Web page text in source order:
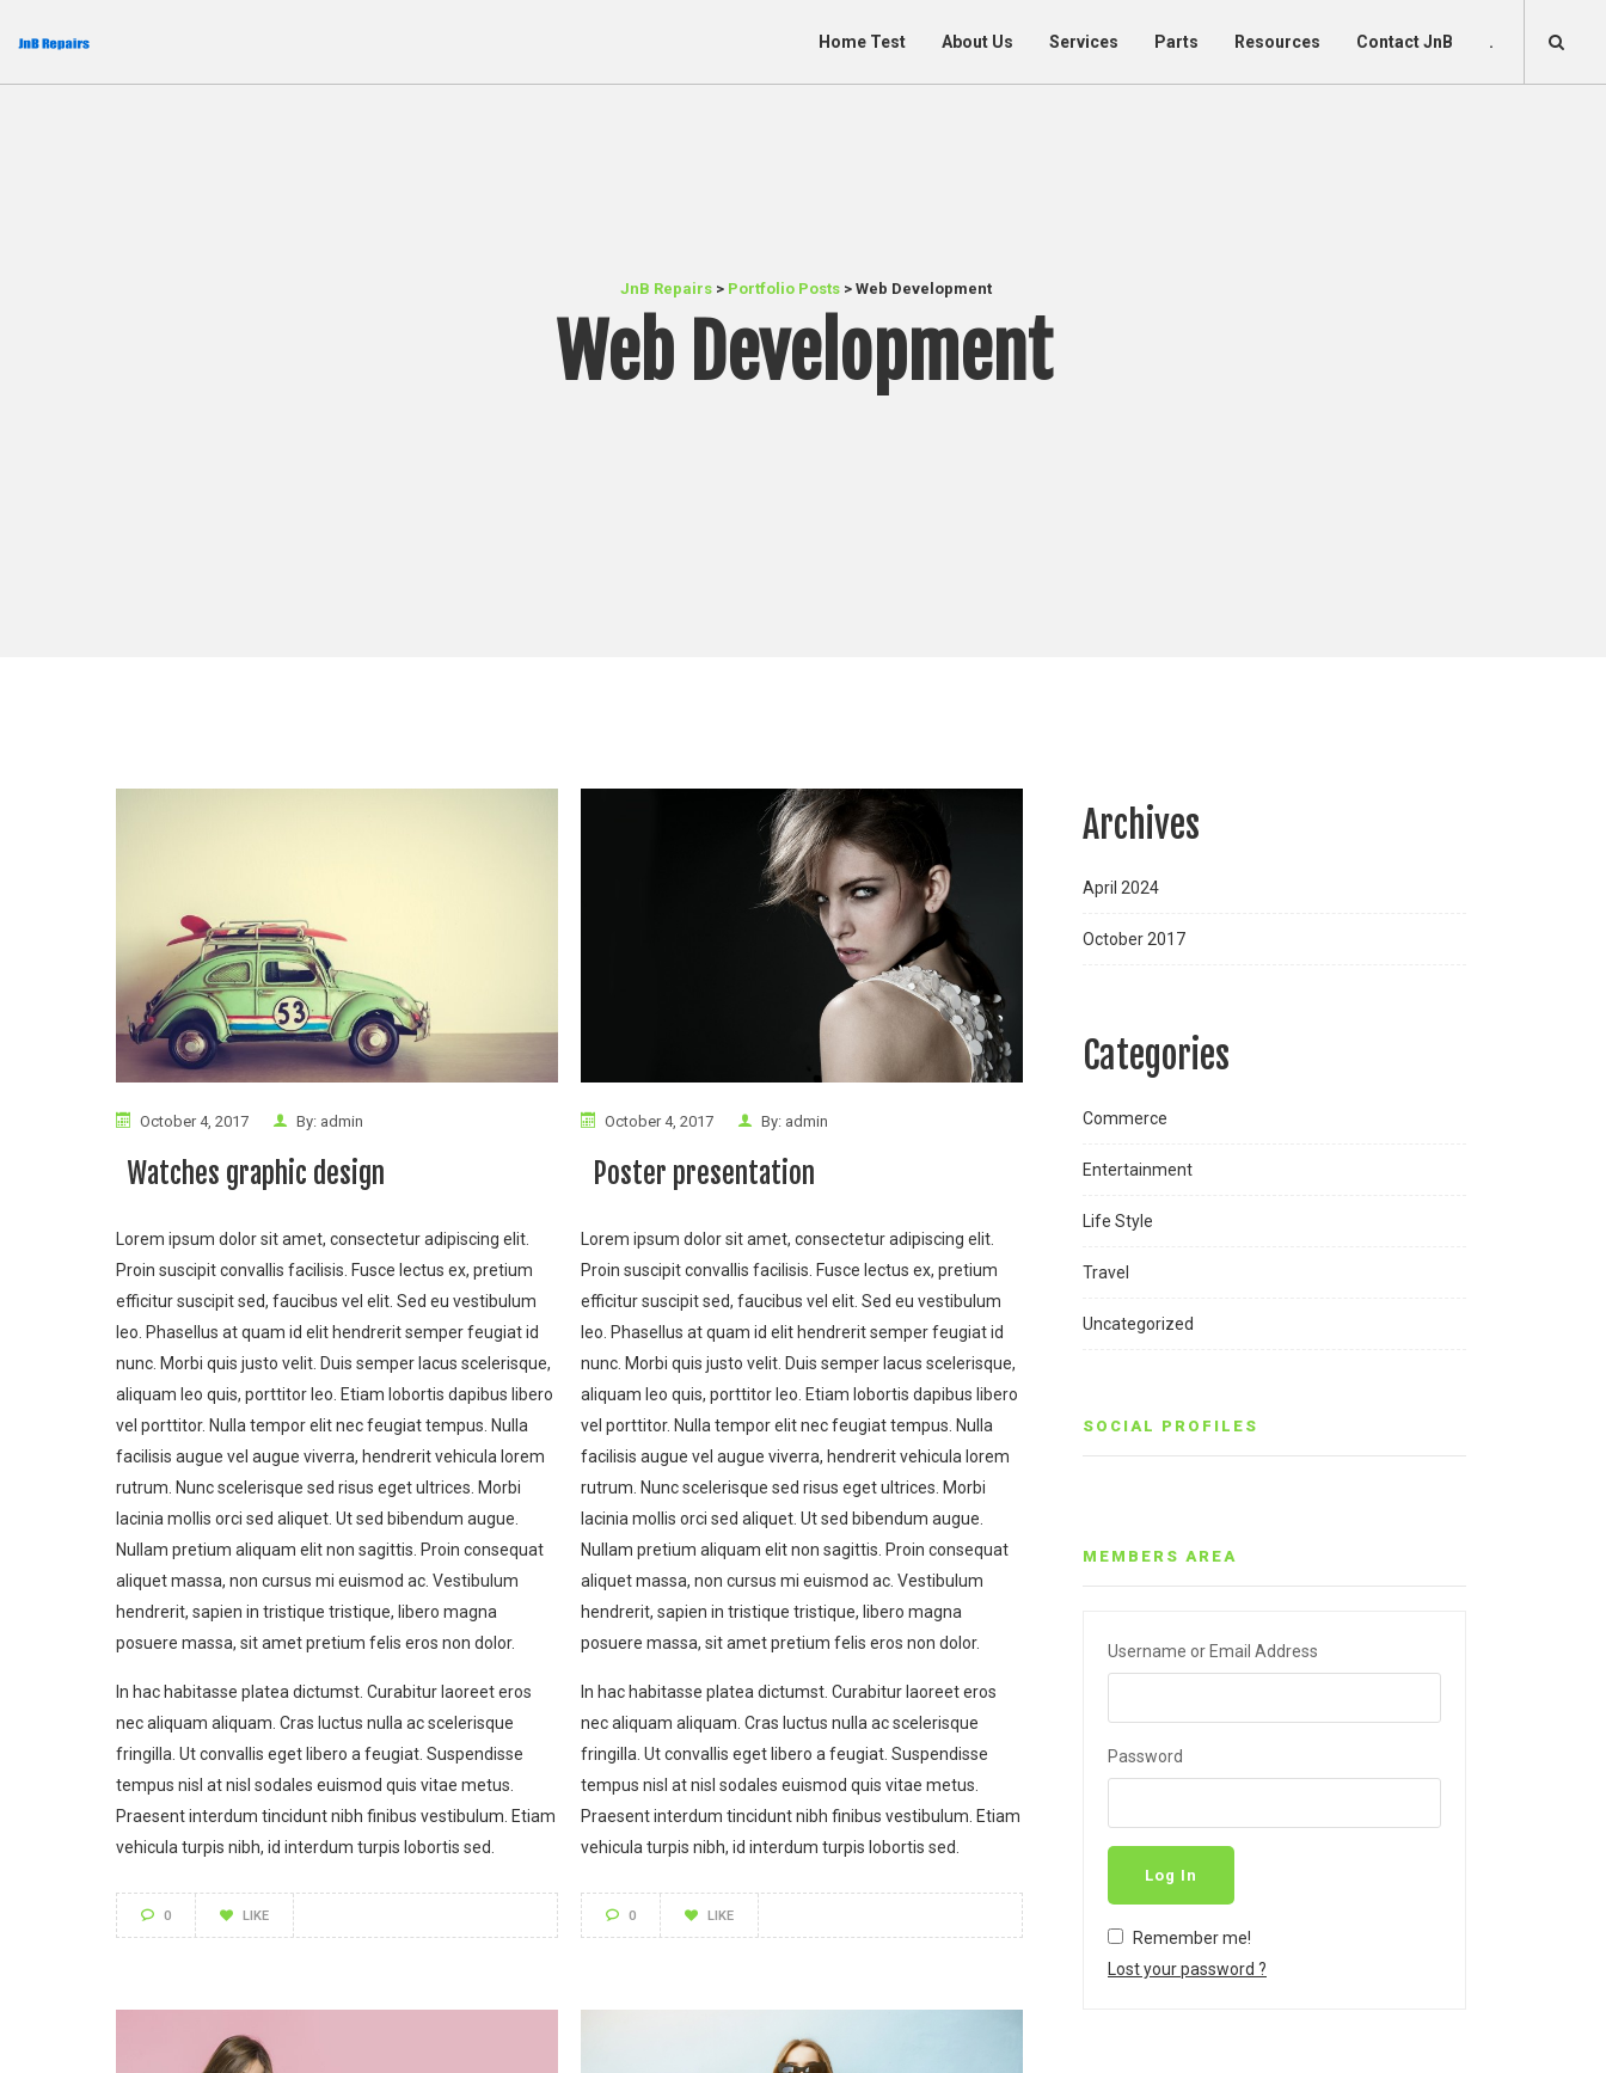
Home Test About Us Services Parts Resources Contact JnB .
JnB Repairs > Portfolio Posts > Web Development
Web Development
October 4, 2017 By: admin
Watches graphic design
Lorem ipsum dolor sit amet, consectetur adipiscing elit.
Proin suscipit convallis facilisis. Fusce lectus ex, pretium
efficitur suscipit sed, faucibus vel elit. Sed eu vestibulum
leo. Phasellus at quam id elit hendrerit semper feugiat id
nunc. Morbi quis justo velit. Duis semper lacus scelerisque,
aliquam leo quis, porttitor leo. Etiam lobortis dapibus libero
vel porttitor. Nulla tempor elit nec feugiat tempus. Nulla
facilisis augue vel augue viverra, hendrerit vehicula lorem
rutrum. Nunc scelerisque sed risus eget ultrices. Morbi
lacinia mollis orci sed aliquet. Ut sed bibendum augue.
Nullam pretium aliquam elit non sagittis. Proin consequat
aliquet massa, non cursus mi euismod ac. Vestibulum
hendrerit, sapien in tristique tristique, libero magna
posuere massa, sit amet pretium felis eros non dolor.
In hac habitasse platea dictumst. Curabitur laoreet eros
nec aliquam aliquam. Cras luctus nulla ac scelerisque
fringilla. Ut convallis eget libero a feugiat. Suspendisse
tempus nisl at nisl sodales euismod quis vitae metus.
Praesent interdum tincidunt nibh finibus vestibulum. Etiam
vehicula turpis nibh, id interdum turpis lobortis sed.
0 LIKE
October 4, 2017 By: admin
Poster presentation
Lorem ipsum dolor sit amet, consectetur adipiscing elit.
Proin suscipit convallis facilisis. Fusce lectus ex, pretium
efficitur suscipit sed, faucibus vel elit. Sed eu vestibulum
leo. Phasellus at quam id elit hendrerit semper feugiat id
nunc. Morbi quis justo velit. Duis semper lacus scelerisque,
aliquam leo quis, porttitor leo. Etiam lobortis dapibus libero
vel porttitor. Nulla tempor elit nec feugiat tempus. Nulla
facilisis augue vel augue viverra, hendrerit vehicula lorem
rutrum. Nunc scelerisque sed risus eget ultrices. Morbi
lacinia mollis orci sed aliquet. Ut sed bibendum augue.
Nullam pretium aliquam elit non sagittis. Proin consequat
aliquet massa, non cursus mi euismod ac. Vestibulum
hendrerit, sapien in tristique tristique, libero magna
posuere massa, sit amet pretium felis eros non dolor.
In hac habitasse platea dictumst. Curabitur laoreet eros
nec aliquam aliquam. Cras luctus nulla ac scelerisque
fringilla. Ut convallis eget libero a feugiat. Suspendisse
tempus nisl at nisl sodales euismod quis vitae metus.
Praesent interdum tincidunt nibh finibus vestibulum. Etiam
vehicula turpis nibh, id interdum turpis lobortis sed.
0 LIKE
Archives
April 2024
October 2017
Categories
Commerce
Entertainment
Life Style
Travel
Uncategorized
SOCIAL PROFILES
MEMBERS AREA
Username or Email Address
Password
Log In
Remember me!
Lost your password ?